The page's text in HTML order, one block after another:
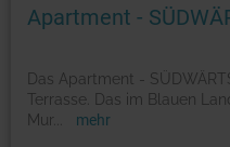
Apartment -
Das Apartment -
Terrasse. Das im Blauen
Mur
mehr